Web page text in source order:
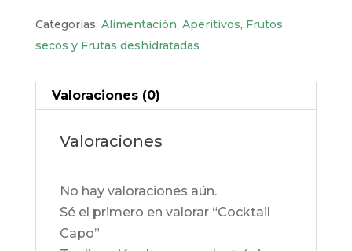
Categorías: Alimentación, Aperitivos, Frutos
secos y Frutas deshidratadas
Valoraciones (0)
Valoraciones
No hay valoraciones aún.
Sé el primero en valorar “Cocktail
Capo”